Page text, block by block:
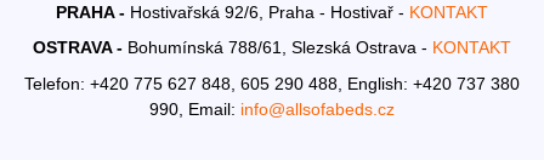
PRAHA - Hostivařská 92/6, Praha - Hostivař - KONTAKT
OSTRAVA - Bohumínská 788/61, Slezská Ostrava - KONTAKT
Telefon: +420 775 627 848, 605 290 488, English: +420 737 380
990, Email: info@allsofabeds.cz